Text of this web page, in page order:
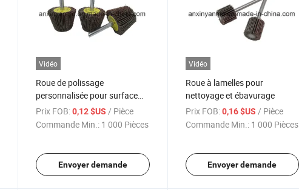
Vidéo
Roue de polissage
personnalisée pour surface
courbe
Prix FOB: 0,12 $US / Pièce
Commande Min.: 1 000 Pièces
Envoyer demande
Vidéo
Roue à lamelles pour
nettoyage et ébavurage
Prix FOB: 0,16 $US / Pièce
Commande Min.: 1 000 Pièces
Envoyer demande